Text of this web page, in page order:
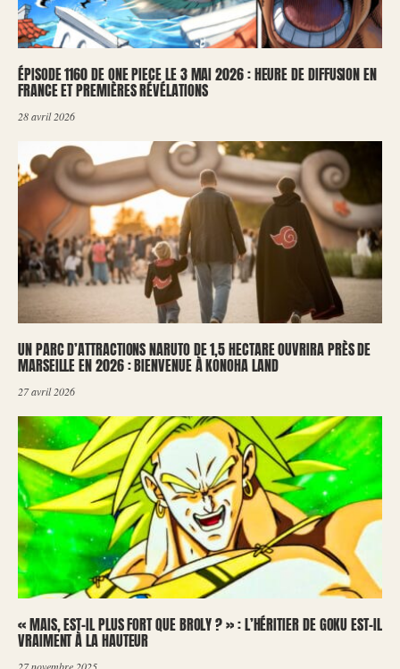
ÉPISODE 1160 DE ONE PIECE LE 3 MAI 2026 : HEURE DE DIFFUSION EN
FRANCE ET PREMIÈRES RÉVÉLATIONS
28 avril 2026
UN PARC D’ATTRACTIONS NARUTO DE 1,5 HECTARE OUVRIRA PRÈS DE
MARSEILLE EN 2026 : BIENVENUE À KONOHA LAND
27 avril 2026
« MAIS, EST-IL PLUS FORT QUE BROLY ? » : L’HÉRITIER DE GOKU EST-IL
VRAIMENT À LA HAUTEUR
27 novembre 2025